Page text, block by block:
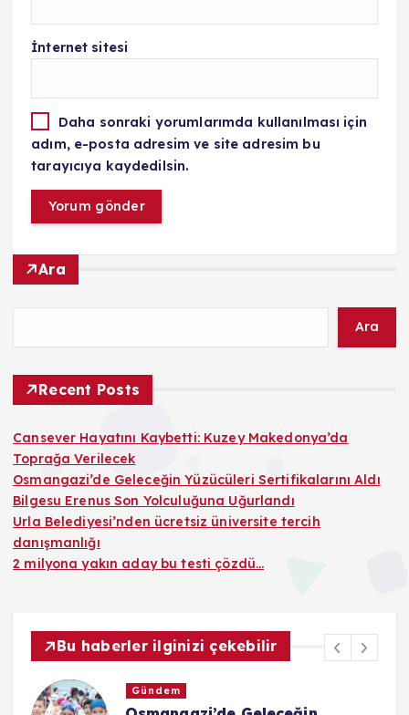
İnternet sitesi
Daha sonraki yorumlarımda kullanılması için
adım, e-posta adresim ve site adresim bu
tarayıcıya kaydedilsin.
Ara
Ara
Recent Posts
Cansever Hayatını Kaybetti: Kuzey Makedonya’da
Toprağa Verilecek
Osmangazi’de Geleceğin Yüzücüleri Sertifikalarını Aldı
Bilgesu Erenus Son Yolculuğuna Uğurlandı
Urla Belediyesi’nden ücretsiz üniversite tercih
danışmanlığı
2 milyona yakın aday bu testi çözdü…
Bu haberler ilginizi çekebilir
Gündem